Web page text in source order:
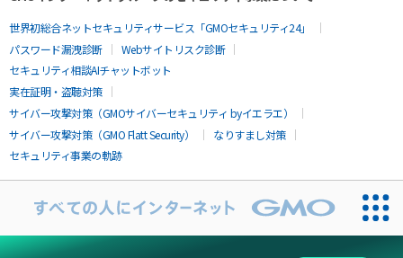
世界初総合ネットセキュリティサービス「GMOセキュリティ24」
パスワード漏洩診断
Webサイトリスク診断
セキュリティ相談AIチャットボット
実在証明・盗聴対策
サイバー攻撃対策（GMOサイバーセキュリティ byイエラエ）
サイバー攻撃対策（GMO Flatt Security）
なりすまし対策
セキュリティ事業の軌跡